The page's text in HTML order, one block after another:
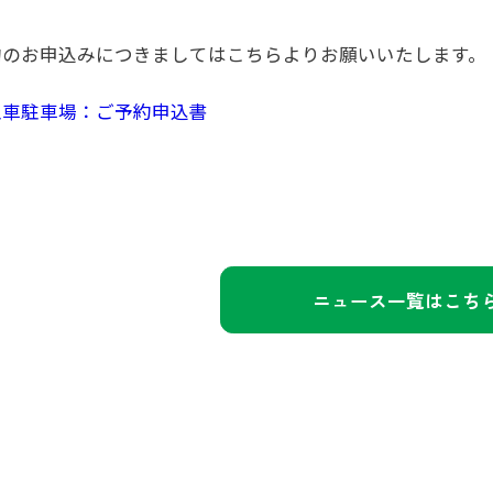
お申込みにつきましてはこちらよりお願いいたします。
車駐車場：ご予約申込書
ニュース一覧はこち